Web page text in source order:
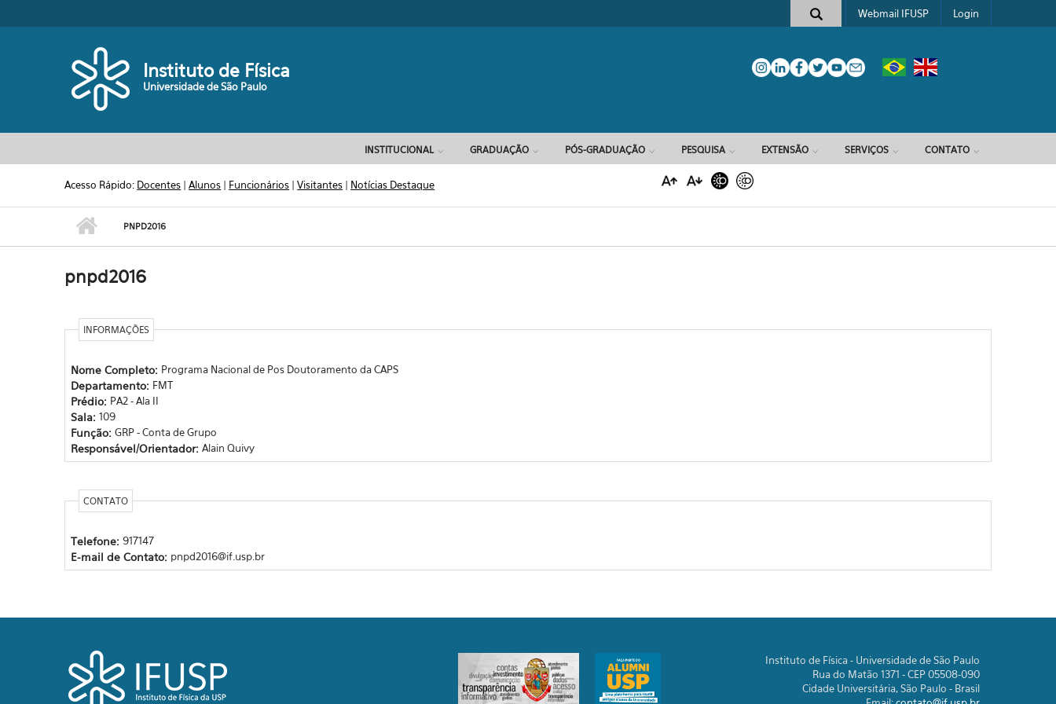
Formulário de busca
Webmail IFUSP Login
Instituto de Física
Universidade de São Paulo
INSTITUCIONAL GRADUAÇÃO PÓS-GRADUAÇÃO PESQUISA EXTENSÃO SERVIÇOS CONTATO
Acesso Rápido: Docentes |Alunos | Funcionários |Visitantes | Notícias Destaque
PNPD2016
pnpd2016
INFORMAÇÕES
Nome Completo: Programa Nacional de Pos Doutoramento da CAPS
Departamento: FMT
Prédio: PA2 - Ala II
Sala: 109
Função: GRP - Conta de Grupo
Responsável/Orientador: Alain Quivy
CONTATO
Telefone: 917147
E-mail de Contato: pnpd2016@if.usp.br
Instituto de Física - Universidade de São Paulo
Rua do Matão 1371 - CEP 05508-090
Cidade Universitária, São Paulo - Brasil